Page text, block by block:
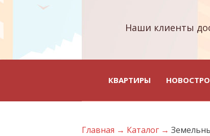
Наши клиенты
КВАРТИРЫ
Главная → Каталог →